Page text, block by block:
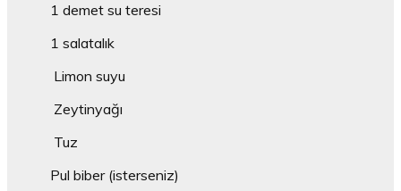
1 demet su teresi
1 salatalık
Limon suyu
Zeytinyağı
Tuz
Pul biber (isterseniz)